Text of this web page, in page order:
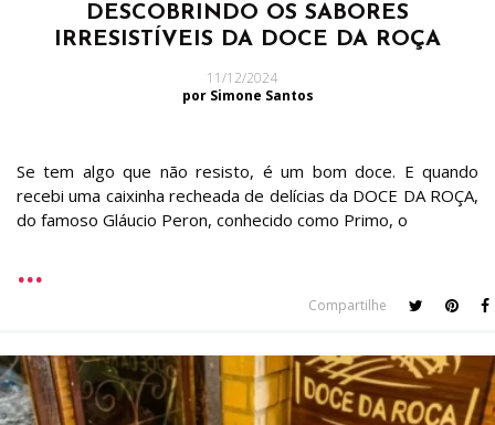
DESCOBRINDO OS SABORES
IRRESISTÍVEIS DA DOCE DA ROÇA
11/12/2024
por Simone Santos
Se tem algo que não resisto, é um bom doce. E quando
recebi uma caixinha recheada de delícias da DOCE DA ROÇA,
do famoso Gláucio Peron, conhecido como Primo, o
Compartilhe